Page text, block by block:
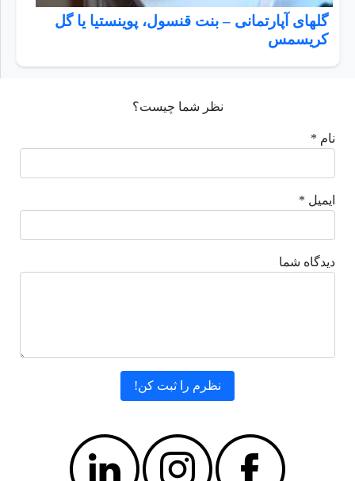
گلهای آپارتمانی – بنت قنسول، پوینستیا یا گل
کریسمس
نظر شما چیست؟
نام *
ایمیل *
دیدگاه شما